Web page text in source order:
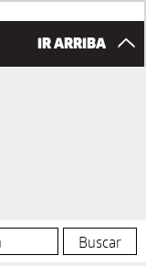
IR ARRIBA